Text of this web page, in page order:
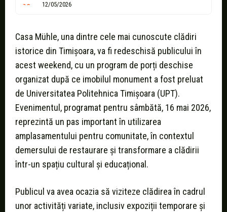
12/05/2026
Casa Mühle, una dintre cele mai cunoscute clădiri
istorice din Timișoara, va fi redeschisă publicului în
acest weekend, cu un program de porți deschise
organizat după ce imobilul monument a fost preluat
de Universitatea Politehnica Timișoara (UPT).
Evenimentul, programat pentru sâmbătă, 16 mai 2026,
reprezintă un pas important în utilizarea
amplasamentului pentru comunitate, în contextul
demersului de restaurare și transformare a clădirii
într-un spațiu cultural și educațional.
Publicul va avea ocazia să viziteze clădirea în cadrul
unor activități variate, inclusiv expoziții temporare și